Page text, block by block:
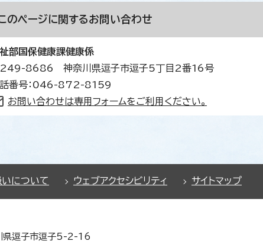
のページに関するお問い合わせ
部国保健康課健康係
249-8686 神奈川県逗子市逗子5丁目2番16号
番号：046-872-8159
お問い合わせは専用フォームをご利用ください。
について ウェブアクセシビリティ サイトマップ
逗子市逗子5-2-16